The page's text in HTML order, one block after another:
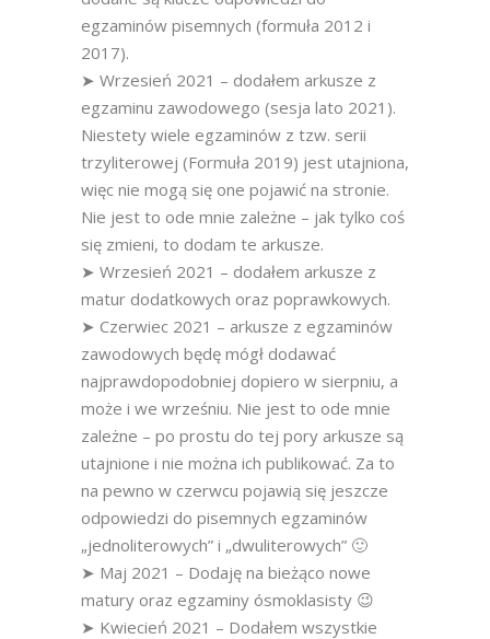
egzaminów pisemnych (formuła 2012 i
2017).
➤ Wrzesień 2021 – dodałem arkusze z
egzaminu zawodowego (sesja lato 2021).
Niestety wiele egzaminów z tzw. serii
trzyliterowej (Formuła 2019) jest utajniona,
więc nie mogą się one pojawić na stronie.
Nie jest to ode mnie zależne – jak tylko coś
się zmieni, to dodam te arkusze.
➤ Wrzesień 2021 – dodałem arkusze z
matur dodatkowych oraz poprawkowych.
➤ Czerwiec 2021 – arkusze z egzaminów
zawodowych będę mógł dodawać
najprawdopodobniej dopiero w sierpniu, a
może i we wrześniu. Nie jest to ode mnie
zależne – po prostu do tej pory arkusze są
utajnione i nie można ich publikować. Za to
na pewno w czerwcu pojawią się jeszcze
odpowiedzi do pisemnych egzaminów
„jednoliterowych” i „dwuliterowych” 🙂
➤ Maj 2021 – Dodaję na bieżąco nowe
matury oraz egzaminy ósmoklasisty 😉
➤ Kwiecień 2021 – Dodałem wszystkie